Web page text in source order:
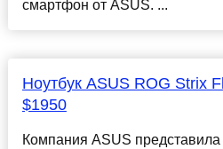
смартфон от ASUS. ...
Ноутбук ASUS ROG Strix
$1950
Компания ASUS